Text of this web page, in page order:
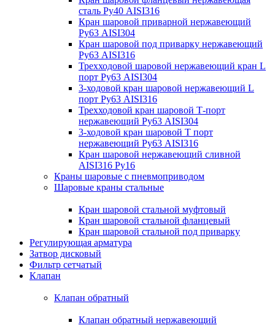
сталь Ру40 AISI316
Кран шаровой приварной нержавеющий
Ру63 AISI304
Кран шаровой под приварку нержавеющий
Ру63 AISI316
Трехходовой шаровой нержавеющий кран L
порт Ру63 AISI304
3-ходовой кран шаровой нержавеющий L
порт Ру63 AISI316
Трехходовой кран шаровой Т-порт
нержавеющий Ру63 AISI304
3-ходовой кран шаровой Т порт
нержавеющий Ру63 AISI316
Кран шаровой нержавеющий сливной
AISI316 Ру16
Краны шаровые с пневмоприводом
Шаровые краны стальные
Кран шаровой стальной муфтовый
Кран шаровой стальной фланцевый
Кран шаровой стальной под приварку
Регулирующая арматура
Затвор дисковый
Фильтр сетчатый
Клапан
Клапан обратный
Клапан обратный нержавеющий